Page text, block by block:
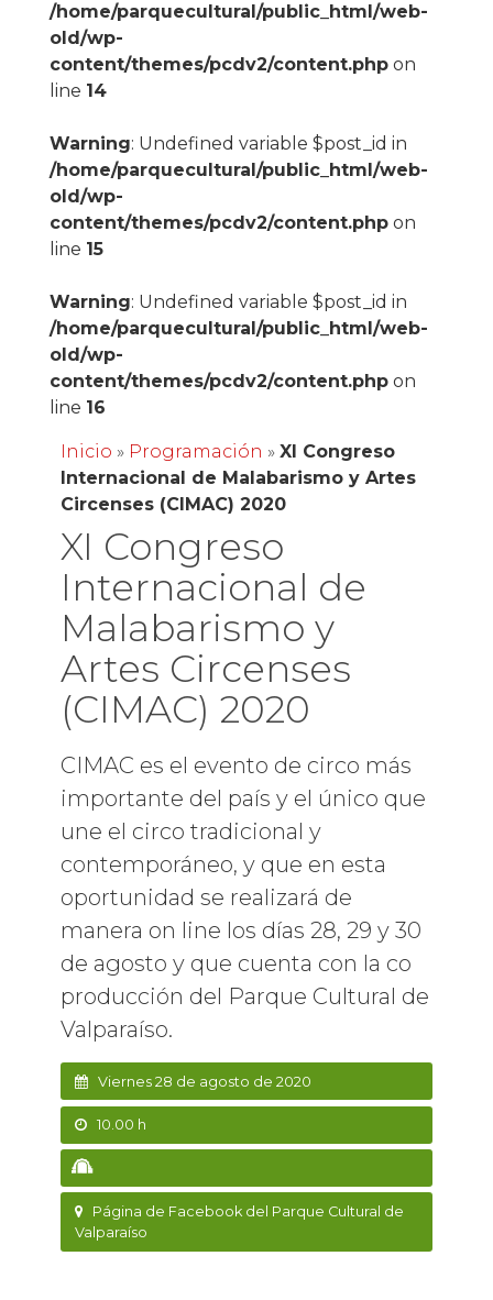
/home/parquecultural/public_html/web-
old/wp-
content/themes/pcdv2/content.phpon
line 14
Warning: Undefined variable $post_id in
/home/parquecultural/public_html/web-
old/wp-
content/themes/pcdv2/content.phpon
line 15
Warning: Undefined variable $post_id in
/home/parquecultural/public_html/web-
old/wp-
content/themes/pcdv2/content.phpon
line 16
Inicio » Programación » XI Congreso
Internacional de Malabarismo y Artes
Circenses (CIMAC) 2020
XI Congreso
Internacional de
Malabarismo y
Artes Circenses
(CIMAC) 2020
CIMAC es el evento de circo más
importante del país y el único que
une el circo tradicional y
contemporáneo, y que en esta
oportunidad se realizará de
manera on line los días 28, 29 y 30
de agosto y que cuenta con la co
producción del Parque Cultural de
Valparaíso.
Viernes 28 de agosto de 2020
10.00 h
Página de Facebook del Parque Cultural de
Valparaíso